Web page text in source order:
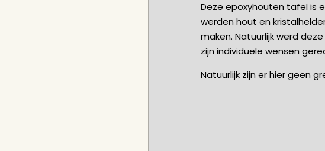
Deze epoxyhouten tafel is
werden hout en
maken. Natuurlijk werd
zijn individuele wensen
Natuurlijk zijn er hier geen